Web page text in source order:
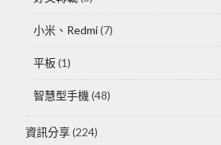
小米、Redmi(7)
平板(1)
智慧型手機 (48)
資訊分享(224)